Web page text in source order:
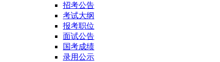
招考公告
考试大纲
报考职位
面试公告
国考成绩
录用公示